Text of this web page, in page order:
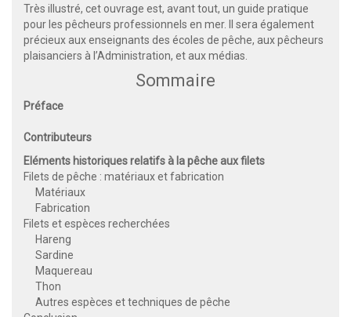
Très illustré, cet ouvrage est, avant tout, un guide pratique
pour les pêcheurs professionnels en mer. Il sera également
précieux aux enseignants des écoles de pêche, aux pêcheurs
plaisanciers à l’Administration, et aux médias.
Sommaire
Préface
Contributeurs
Eléments historiques relatifs à la pêche aux filets
Filets de pêche : matériaux et fabrication
Matériaux
Fabrication
Filets et espèces recherchées
Hareng
Sardine
Maquereau
Thon
Autres espèces et techniques de pêche